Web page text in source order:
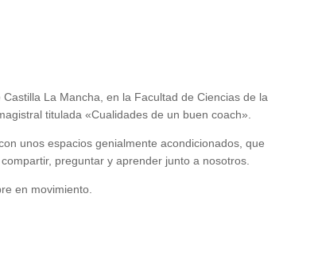
La Mancha, en la Facultad de Ciencias de la
titulada «Cualidades de un buen coach».
unos espacios genialmente acondicionados, que
preguntar y aprender junto a nosotros.
en movimiento.